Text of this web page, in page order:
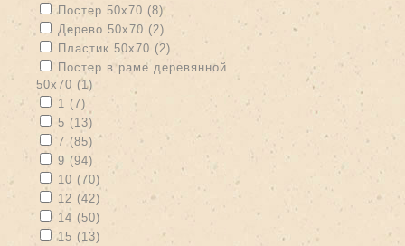
Apply Постер 50х70 filter
Постер 50х70 (8)Apply Постер 50х70 filter
Apply Дерево 50х70 filter
Дерево 50х70 (2) Apply Дерево 50х70 filter
Apply Пластик 50х70 filter
Пластик 50х70 (2) Apply Пластик 50х70 filter
Apply Постер в раме деревянной 50х70 filter
Постер в раме деревянной
50х70 (1) Apply Постер в раме деревянной 50х70 filter
Apply 1 filter
1 (7) Apply 1 filter
Apply 5 filter
5 (13)
Apply 7 filter
7 (85) Apply 7 filter
Apply 9 filter
9 (94) Apply 9 filter
Apply 10 filter
10 (70) Apply 10 filter
Apply 12 filter
12 (42) Apply 12 filter
Apply 14 filter
14 (50)
Apply 15 filter
15 (13) Apply 15 filter